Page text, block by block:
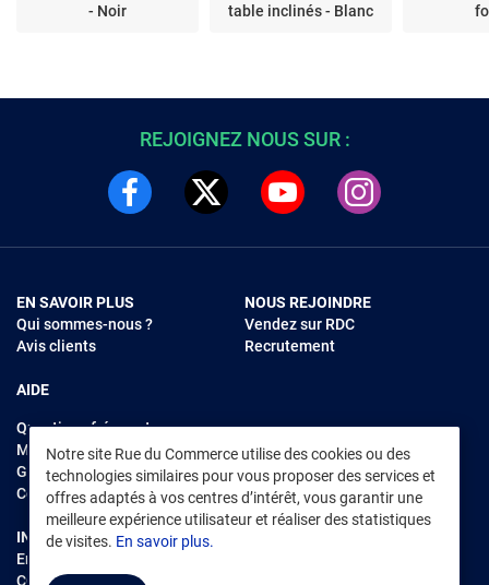
- Noir
table inclinés - Blanc
Notre site Rue du Commerce utilise des cookies ou des
technologies similaires pour vous proposer des services et
offres adaptés à vos centres d’intérêt, vous garantir une
meilleure expérience utilisateur et réaliser des statistiques
de visites. En savoir plus.
REJOIGNEZ NOUS SUR :
EN SAVOIR PLUS
Qui sommes-nous ?
Avis clients
AIDE
Questions fréquentes
Modes de règlements
Garantie et retours
Contacter Rue du Commerce
NOUS REJOINDRE
Vendez sur RDC
Recrutement
INFORMATIONS LÉGALES
Environnement
CGV /CGU Marketplace